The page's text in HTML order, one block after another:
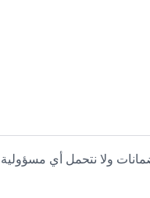
ضمانات ولا نتحمل أي